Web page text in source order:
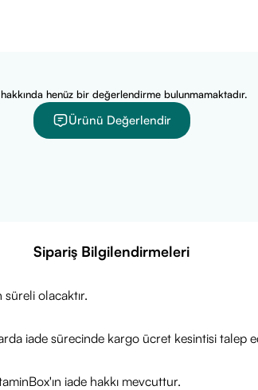
henüz bir değerlendirme bulunmamaktadır.
Ürünü Değerlendir
Sipariş Bilgilendirmeleri
olacaktır.
iade sürecinde kargo ücret kesintisi talep
iade hakkı mevcuttur.